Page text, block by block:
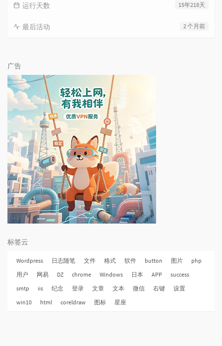
15年218天
运行天数
2 个月前
最后活动
广告
标签云
Wordpress 日志随笔 文件 格式 软件 button 图片
php
用户
网易 DZ chrome Windows 日本 APP
success
smtp
iis 纪念 登录 文章 文本 微信 右键
设置
win10
html coreldraw 图标 星座